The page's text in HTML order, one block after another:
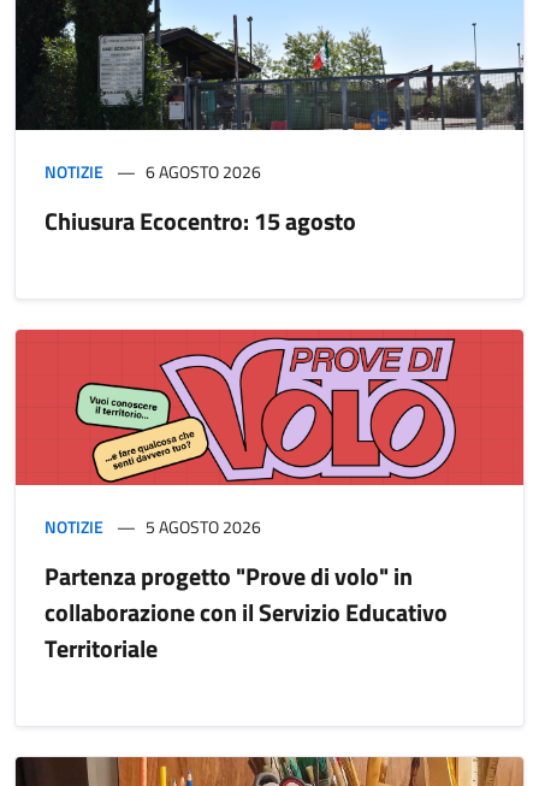
NOTIZIE 6 AGOSTO 2026
Chiusura Ecocentro: 15 agosto
NOTIZIE 5 AGOSTO 2026
Partenza progetto "Prove di volo" in
collaborazione con il Servizio Educativo
Territoriale